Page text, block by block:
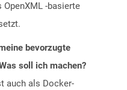
-basierte
bevorzugte
soll ich machen?
auch als Docker-